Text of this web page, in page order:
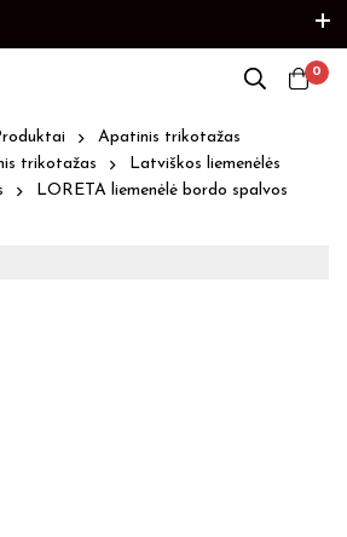
0
Apatinis trikotažas
trikotažas
Latviškos liemenėlės
LORETA liemenėlė bordo spalvos